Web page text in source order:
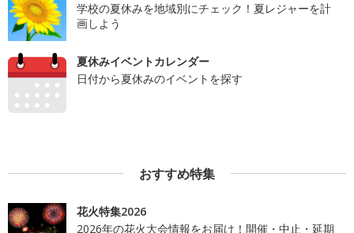
学校の夏休みを地域別にチェック！夏レジャーを計
画しよう
夏休みイベントカレンダー
日付から夏休みのイベントを探す
おすすめ特集
花火特集2026
2026年の花火大会情報をお届け！開催・中止・延期